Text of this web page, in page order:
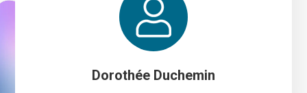
Dorothée Duchemin